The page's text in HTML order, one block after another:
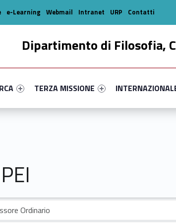
Dipartimento di Filosofia,
primary-72299-16
#link-menu-primary-72549-35
Link identifier #link-menu-primary-72826-
TERZA MISSIONE
Link identifier
e-Learning Webmail Intranet URP Contatti
Ordinario